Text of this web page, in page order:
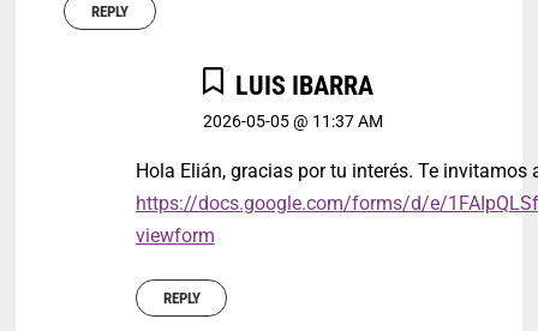
REPLY
LUIS IBARRA
2026-05-05 @ 11:37 AM
Hola Elián, gracias por tu interés. Te invitamos
https://docs.google.com/forms/d/e/
viewform
REPLY